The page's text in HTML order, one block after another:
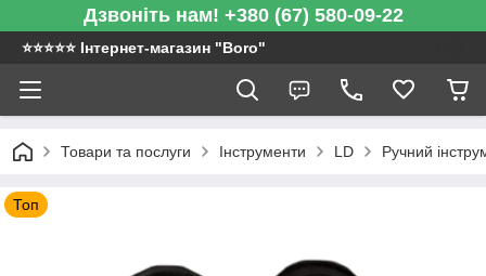
Дзвоніть нам! +380 (67) 580-09-22
⭐️⭐️⭐️⭐️⭐️ Інтернет-магазин "Boro"
Товари та послуги Інструменти LD Ручний
Топ